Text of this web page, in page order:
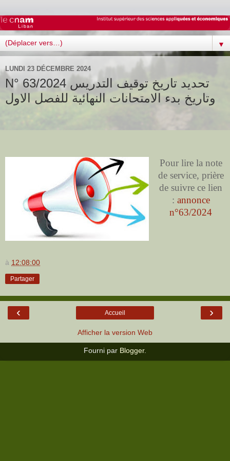
▼
LUNDI 23 DÉCEMBRE 2024
N° 63/2024 تحديد تاريخ توقيف التدريس
وتاريخ بدء الامتحانات النهائية للفصل الاول
Pour lire la note
de service, prière
de suivre ce lien
: annonce
n°63/2024
à 12:08:00
Partager
‹ ›
Accueil
Afficher la version Web
Fourni par Blogger.